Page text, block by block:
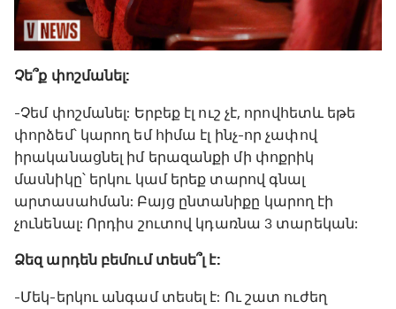
Չե՞ք փոշմանել:
-Չեմ փոշմանել: Երբեք էլ ուշ չէ, որովհետև եթե
փորձեմ՝ կարող եմ հիմա էլ ինչ-որ չափով
իրականացնել իմ երազանքի մի փոքրիկ
մասնիկը՝ երկու կամ երեք տարով գնալ
արտասահման: Բայց ընտանիքը կարող էի
չունենալ: Որդիս շուտով կդառնա 3 տարեկան:
Ձեզ արդեն բեմում տեսե՞լ է:
-Մեկ-երկու անգամ տեսել է: Ու շատ ուժեղ